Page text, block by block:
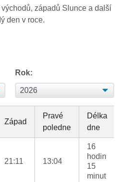
západů Slunce a další
den v roce.
Rok:
Západ
Pravé
poledne
Délka
dne
21:11 13:04
16
hodin
15
minut